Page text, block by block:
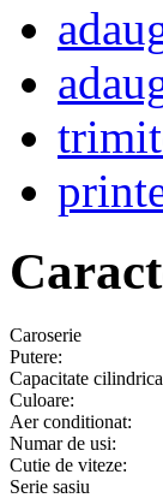
Caroserie
Putere:
Capacitate
Culoare:
Aer conditionat:
Numar de usi:
Cutie de viteze:
Serie sasiu